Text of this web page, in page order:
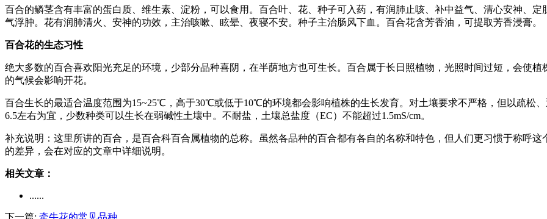
百合的鳞茎含有丰富的蛋白质、维生素、淀粉，可以食用。百合叶、花、种子可入药，有润肺止咳、补中益气、清心安神、
气浮肿。花有润肺清火、安神的功效，主治咳嗽、眩晕、夜寝不安。种子主治肠风下血。百合花含芳香油，可提取芳香浸膏。
百合花的生态习性
绝大多数的百合喜欢阳光充足的环境，少部分品种喜阴，在半荫地方也可生长。百合属于长日照植物，光照时间过短，会使
的气候会影响开花。
百合生长的最适合温度范围为15~25℃，高于30℃或低于10℃的环境都会影响植株的生长发育。对土壤要求不严格，但以疏松
6.5左右为宜，少数种类可以生长在弱碱性土壤中。不耐盐，土壤总盐度（EC）不能超过1.5mS/cm。
补充说明：这里所讲的百合，是百合科百合属植物的总称。虽然各品种的百合都有各自的名称和特色，但人们更习惯于称呼
的差异，会在对应的文章中详细说明。
相关文章：
......
下一篇: 牵牛花的常见品种